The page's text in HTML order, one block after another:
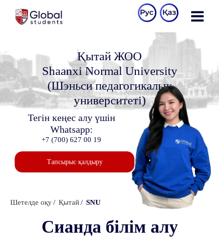
Қытай ЖОО
Shaanxi Normal University
(Шэньси педагогикалық
университеті)
Тегін кеңес алу үшін
Whatsapp:
+7 (700) 627 00 19
Тапсырыс қалдыру
Шетелде оқу Қытай SNU
Сианда білім алу